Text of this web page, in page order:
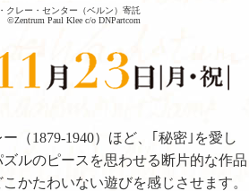
クレー・センター（ベルン）寄託
©Zentrum Paul Klee c/o DNPartcom
1879-1940）ほど、｢秘密｣を愛し
ルのピースを思わせる断片的な作品
かたわいない遊びを感じさせます。